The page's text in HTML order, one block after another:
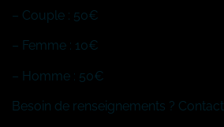
– Couple : 50€
– Femme : 10€
– Homme : 50€
Besoin de renseignements ?